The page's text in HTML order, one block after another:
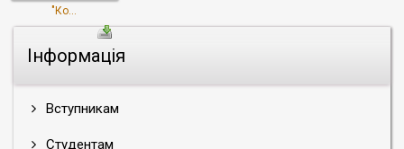
Інформація
Вступникам
Студентам
"Ко...